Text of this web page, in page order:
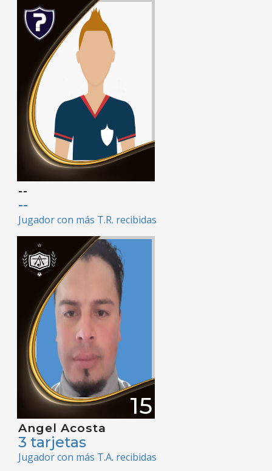
--
--
Jugador con más T.R. recibidas
15
Angel Acosta
3 tarjetas
Jugador con más T.A. recibidas